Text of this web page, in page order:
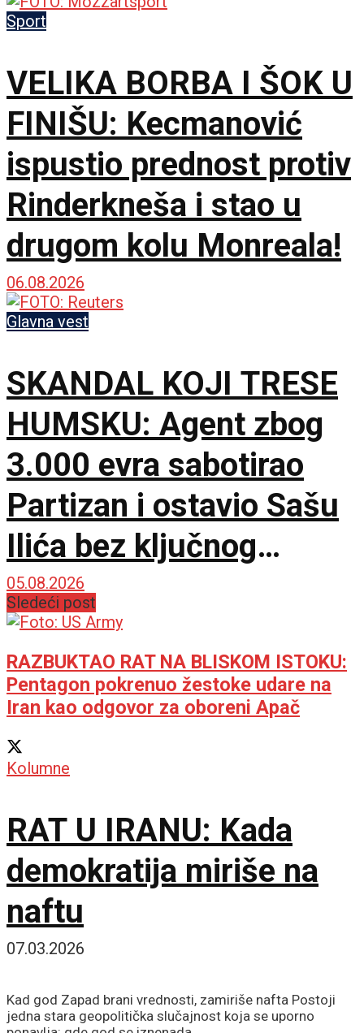
Atletiko Madrid!
Sport
VELIKA BORBA I ŠOK U
FINIŠU: Kecmanović
ispustio prednost protiv
Rinderkneša i stao u
drugom kolu Monreala!
06.08.2026
Glavna vest
SKANDAL KOJI TRESE
HUMSKU: Agent zbog
3.000 evra sabotirao
Partizan i ostavio Sašu
Ilića bez ključnog
pojačanja za Evropu!
05.08.2026
Sledeći post
RAZBUKTAO RAT NA BLISKOM ISTOKU:
Pentagon pokrenuo žestoke udare na
Iran kao odgovor za oboreni Apač
Kolumne
RAT U IRANU: Kada
demokratija miriše na
naftu
07.03.2026
Kad god Zapad brani vrednosti, zamiriše nafta Postoji
jedna stara geopolitička slučajnost koja se uporno